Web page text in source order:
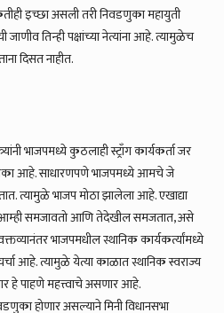
इच्छा असली तरी निवडणुका महायुती
तिन्ही पक्षांच्या नेत्यांना आहे. त्यामुळेच
दिसत नाहीत.
भाजपमध्ये कुठलाही स्ट्राँग कार्यकर्ता जर
आहे. साधारणपणे भाजपमध्ये आमचे जे
त्यामुळे भाजप मोठा झालेला आहे. एखाद्या
आम्ही समजावतो आणि तेदेखील समजतात, असे
भाजपमधील स्थानिक कार्यकर्त्यांमध्ये
आहे. त्यामुळे येत्या काळात स्थानिक स्वराज्य
हे पाहणे महत्त्वाचे असणार आहे.
होणार असल्याने मिनी विधानसभा